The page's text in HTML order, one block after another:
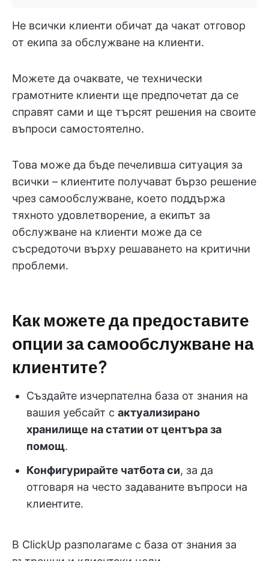
Не всички клиенти обичат да чакат отговор
от екипа за обслужване на клиенти.
Можете да очаквате, че технически
грамотните клиенти ще предпочетат да се
справят сами и ще търсят решения на своите
въпроси самостоятелно.
Това може да бъде печеливша ситуация за
всички – клиентите получават бързо решение
чрез самообслужване, което поддържа
тяхното удовлетворение, а екипът за
обслужване на клиенти може да се
съсредоточи върху решаването на критични
проблеми.
Как можете да предоставите
опции за самообслужване на
клиентите?
Създайте изчерпателна база от знания на
вашия уебсайт с актуализирано
хранилище на статии от центъра за
помощ.
Конфигурирайте чатбота си, за да
отговаря на често задаваните въпроси на
клиентите.
В ClickUp разполагаме с база от знания за